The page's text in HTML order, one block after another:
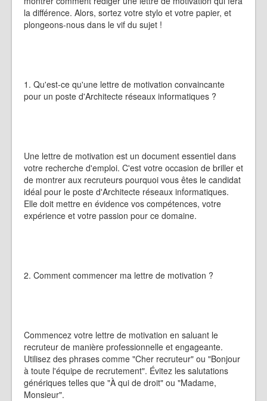
la différence. Alors, sortez votre stylo et votre papier, et
plongeons-nous dans le vif du sujet !
1. Qu'est-ce qu'une lettre de motivation convaincante
pour un poste d'Architecte réseaux informatiques ?
Une lettre de motivation est un document essentiel dans
votre recherche d'emploi. C'est votre occasion de briller et
de montrer aux recruteurs pourquoi vous êtes le candidat
idéal pour le poste d'Architecte réseaux informatiques.
Elle doit mettre en évidence vos compétences, votre
expérience et votre passion pour ce domaine.
2. Comment commencer ma lettre de motivation ?
Commencez votre lettre de motivation en saluant le
recruteur de manière professionnelle et engageante.
Utilisez des phrases comme "Cher recruteur" ou "Bonjour
à toute l'équipe de recrutement". Évitez les salutations
génériques telles que "À qui de droit" ou "Madame,
Monsieur".